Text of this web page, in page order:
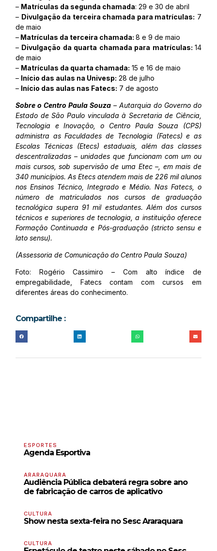
– Matrículas da segunda chamada: 29 e 30 de abril
– Divulgação da terceira chamada para matrículas: 7
de maio
– Matrículas da terceira chamada: 8 e 9 de maio
– Divulgação da quarta chamada para matrículas:14
de maio
– Matrículas da quarta chamada: 15 e 16 de maio
– Início das aulas na Univesp: 28 de julho
– Início das aulas nas Fatecs: 7 de agosto
Sobre o Centro Paula Souza – Autarquia do Governo do
Estado de São Paulo vinculada à Secretaria de Ciência,
Tecnologia e Inovação, o Centro Paula Souza (CPS)
administra as Faculdades de Tecnologia (Fatecs) e as
Escolas Técnicas (Etecs) estaduais, além das classes
descentralizadas – unidades que funcionam com um ou
mais cursos, sob supervisão de uma Etec –, em mais de
340 municípios. As Etecs atendem mais de 226 mil alunos
nos Ensinos Técnico, Integrado e Médio. Nas Fatecs, o
número de matriculados nos cursos de graduação
tecnológica supera 91 mil estudantes. Além dos cursos
técnicos e superiores de tecnologia, a instituição oferece
Formação Continuada e Pós-graduação (stricto sensu e
lato sensu).
(Assessoria de Comunicação do Centro Paula Souza)
Foto: Rogério Cassimiro – Com alto índice de
empregabilidade, Fatecs contam com cursos em
diferentes áreas do conhecimento.
Compartilhe :
ESPORTES
Agenda Esportiva
ARARAQUARA
Audiência Pública debaterá regra sobre ano
de fabricação de carros de aplicativo
CULTURA
Show nesta sexta-feira no Sesc Araraquara
CULTURA